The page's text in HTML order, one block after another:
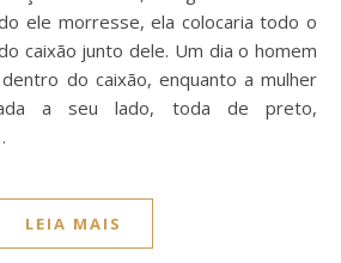
ele morresse, ela colocaria todo o
caixão junto dele. Um dia o homem
do caixão, enquanto a mulher
a seu lado, toda de preto,
LEIA MAIS